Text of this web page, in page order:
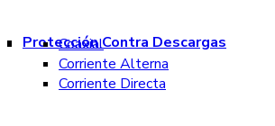
Protección Contra Descargas
Coaxial
Corriente Alterna
Corriente Directa